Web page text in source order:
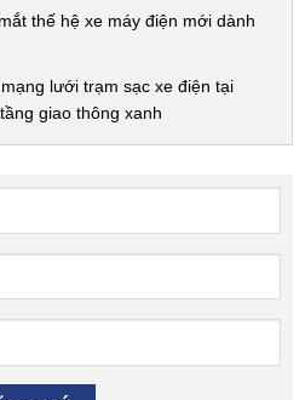
thế hệ xe máy điện mới dành
lưới trạm sạc xe điện tại
giao thông xanh